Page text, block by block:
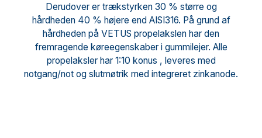
Derudover er trækstyrken 30 % større og
hårdheden 40 % højere end AISI316. På grund af
hårdheden på ​​VETUS propelakslen har den
fremragende køreegenskaber i gummilejer. Alle
propelaksler har 1:10 konus , leveres med
notgang/not og slutmøtrik med integreret zinkanode.